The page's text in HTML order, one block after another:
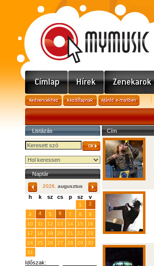
Listázás
Naptár
2026. augusztus
h k sz cs p sz v
1
2
3
4 5 6 7 8
9
10
11 12 13 14 15
16
17
18 19 20 21 22
23
24
25 26 27 28 29
30
31
Időszak:
Cím